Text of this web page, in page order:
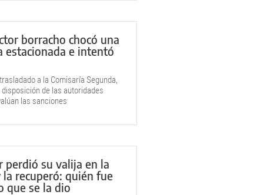
borracho chocó una
estacionada e intentó
a la Comisaría Segunda,
disposición de las autoridades
las sanciones
perdió su valija en la
recuperó: quién fue
que se la dio